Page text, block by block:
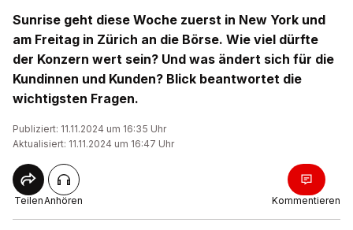
Sunrise geht diese Woche zuerst in New York und
am Freitag in Zürich an die Börse. Wie viel dürfte
der Konzern wert sein? Und was ändert sich für die
Kundinnen und Kunden? Blick beantwortet die
wichtigsten Fragen.
Publiziert: 11.11.2024 um 16:35 Uhr
Aktualisiert: 11.11.2024 um 16:47 Uhr
TeilenAnhören Kommentieren